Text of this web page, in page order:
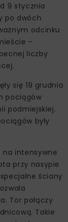
9 stycznia
po dwóch
odcinku
–
liczby
się 19 grudnia
pociągów
podmiejskiej.
były
na intensywne
przy nasypie
ściany
Tor połączy
Takie